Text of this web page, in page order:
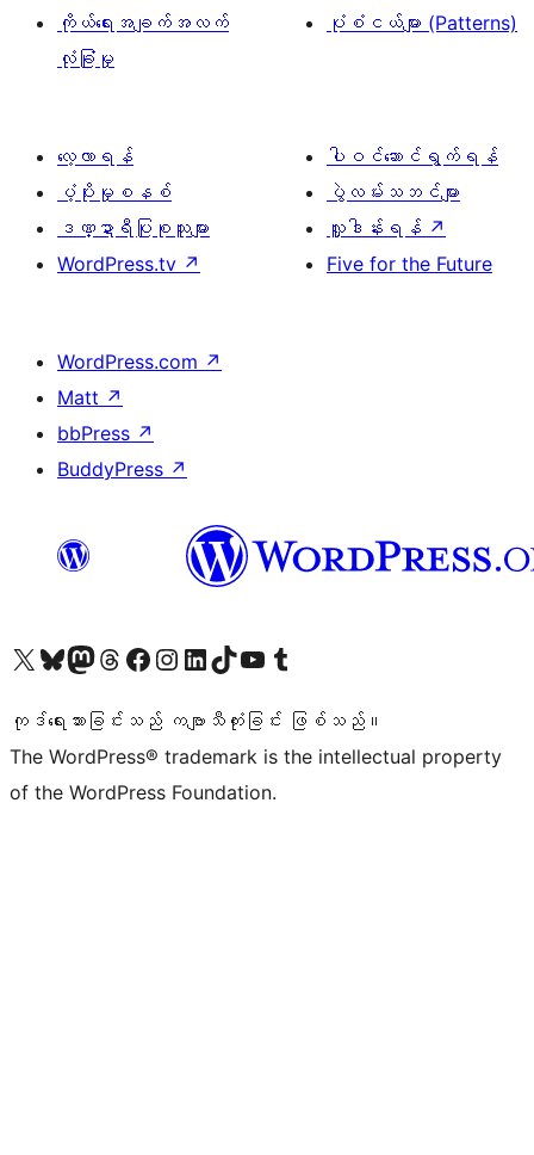
ကိုယ်ရေးအချက်အလက်
လုံခြုံမှု
ပုံစံငယ်များ (Patterns)
လေ့လာရန်
ပံ့ပိုးမှုစနစ်
ဒဏ္ဍာရီပြုစုသူများ
WordPress.tv ↗
ပါဝင်ဆောင်ရွက်ရန်
ပွဲလမ်းသဘင်များ
လှူဒါန်းရန် ↗
Five for the Future
WordPress.com ↗
Matt ↗
bbPress ↗
BuddyPress ↗
ကျွန်ုပ်တို့၏ X (ယခင် Twitter) အကောင့်သို့ သွားရောက်ကြည့်ရှုပါကျွန်ုပ်တို့၏ Bluesky အကောင့်သို့ ဝင်ရောက်ကြည့်ရှုရန်
ကျွန်ုပ်တို့၏ Mastodon အကောင့်သို့ သွားရောက်ကြည့်ရှုပါကျွန်ုပ်တို့၏ Threads အကောင့်သို့ ဝင်ရောက်ကြည့်ရှုရန်
ကျွန်ုပ်တို့၏ Facebook စာမျက်နှာသို့ သွားရောက်ကြည့်ရှုပါကျွန်ုပ်တို့၏ Instagram အကောင့်သို့ သွားရောက်ကြည့်ရှုပါ ကျွန်ုပ်တို့၏ LinkedIn အကောင့်သို့ သွားရောက်ကြည့်ရှုပါကျွန်ုပ်တို့၏ TikTok အကောင့်သို့ ဝင်ရောက်ကြည့်ရှုရန်
ကျွန်ုပ်တို့၏ YouTube ချန်နယ်သို့ သွားရောက်ကြည့်ရှုပါ ကျွန်ုပ်တို့၏ Tumblr အကောင့်သို့ ဝင်ရောက်ကြည့်ရှုရန်
ကုဒ်ရေးသားခြင်းသည် ကဗျာသီကုံးခြင်း ဖြစ်သည်။
The WordPress® trademark is the intellectual property
of the WordPress Foundation.